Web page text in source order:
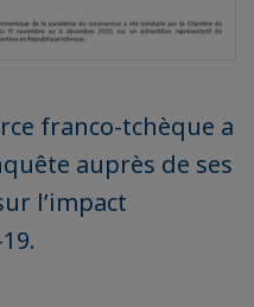
franco-tchèque a
auprès de ses
l’impact